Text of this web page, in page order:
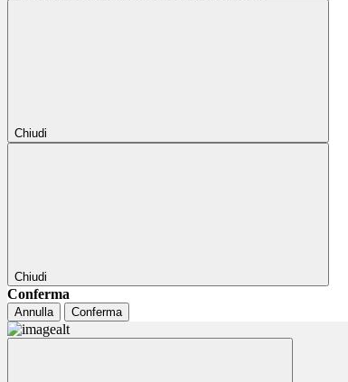
Chiudi
Chiudi
Conferma
Annulla Conferma